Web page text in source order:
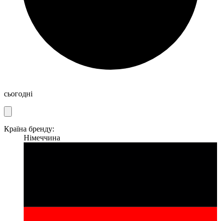
сьогодні
Країна бренду:
Німеччина